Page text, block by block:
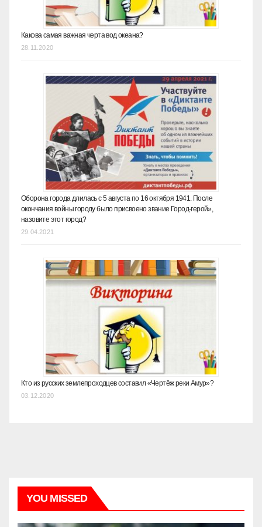
Какова самая важная черта вод океана?
28.11.2020
Оборона города длилась с 5 августа по 16 октября 1941. После
окончания войны городу было присвоено звание Город-герой»,
назовите этот город?
29.04.2021
Кто из русских землепроходцев составил «Чертёж реки Амур»?
03.12.2020
YOU MISSED